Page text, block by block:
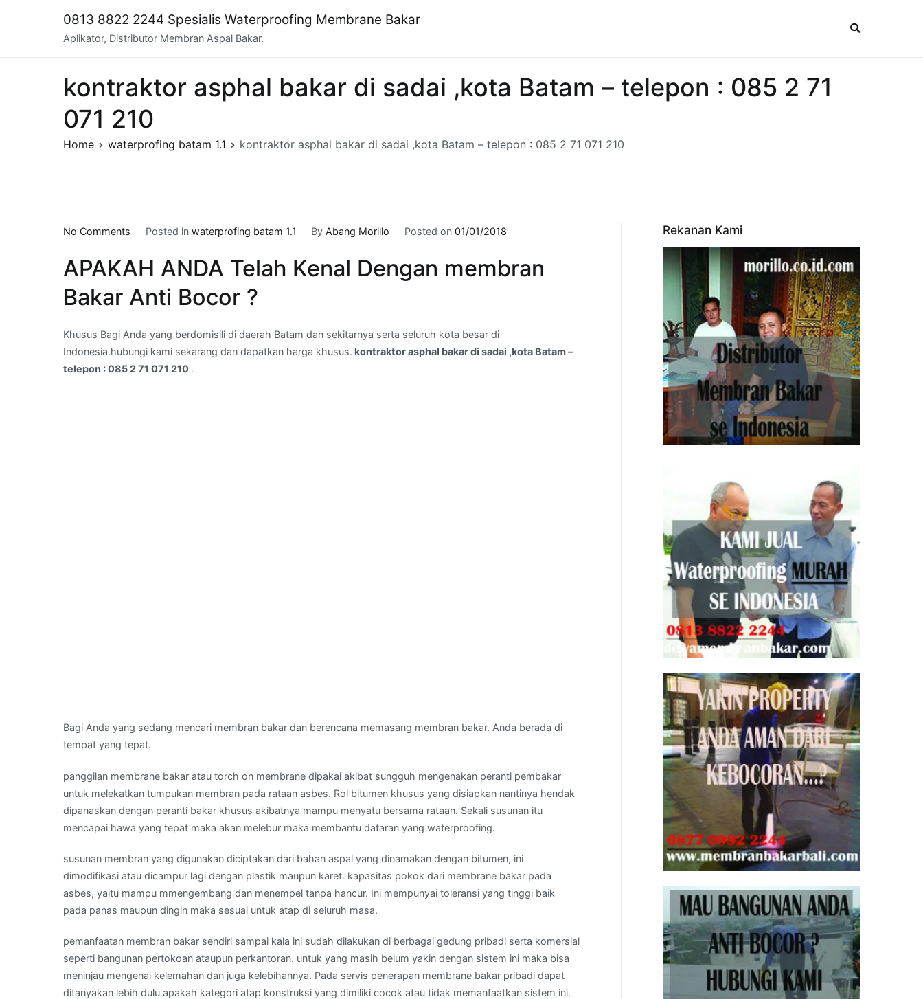
0813 8822 2244 Spesialis Waterproofing Membrane Bakar
Aplikator, Distributor Membran Aspal Bakar.
kontraktor asphal bakar di sadai ,kota Batam – telepon : 085 2 71
071 210
Home waterprofing batam 1.1 kontraktor asphal bakar di sadai ,kota Batam – telepon : 085 2 71 071 210
No Comments
asphal
di
,kota
Batam
–
Posted in waterprofing batam 1.1 ByAbang Morillo Posted on 01/01/2018
APAKAH ANDA Telah Kenal Dengan membran
Bakar Anti Bocor ?
Khusus Bagi Anda yang berdomisili di daerah Batam dan sekitarnya serta seluruh kota besar di
Indonesia.hubungi kami sekarang dan dapatkan harga khusus. kontraktor asphal bakar di sadai ,kota Batam –
telepon : 085 2 71 071 210 .
Bagi Anda yang sedang mencari membran bakar dan berencana memasang membran bakar. Anda berada di
tempat yang tepat.
panggilan membrane bakar atau torch on membrane dipakai akibat sungguh mengenakan peranti pembakar
untuk melekatkan tumpukan membran pada rataan asbes. Rol bitumen khusus yang disiapkan nantinya hendak
dipanaskan dengan peranti bakar khusus akibatnya mampu menyatu bersama rataan. Sekali susunan itu
mencapai hawa yang tepat maka akan melebur maka membantu dataran yang waterproofing.
susunan membran yang digunakan diciptakan dari bahan aspal yang dinamakan dengan bitumen, ini
dimodifikasi atau dicampur lagi dengan plastik maupun karet. kapasitas pokok dari membrane bakar pada
asbes, yaitu mampu mmengembang dan menempel tanpa hancur. Ini mempunyai toleransi yang tinggi baik
pada panas maupun dingin maka sesuai untuk atap di seluruh masa.
pemanfaatan membran bakar sendiri sampai kala ini sudah dilakukan di berbagai gedung pribadi serta komersial
seperti bangunan pertokoan ataupun perkantoran. untuk yang masih belum yakin dengan sistem ini maka bisa
meninjau mengenai kelemahan dan juga kelebihannya. Pada servis penerapan membrane bakar pribadi dapat
ditanyakan lebih dulu apakah kategori atap konstruksi yang dimiliki cocok atau tidak memanfaatkan sistem ini.
Rekanan Kami